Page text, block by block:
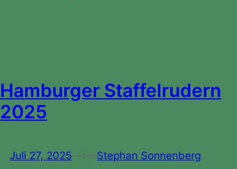
Hamburger Staffelrudern
2025
Juli 27, 2025—vonStephan Sonnenberg